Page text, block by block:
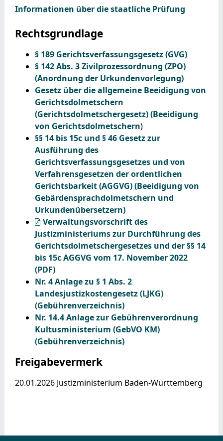
Informationen über die staatliche Prüfung
Rechtsgrundlage
§ 189 Gerichtsverfassungsgesetz (GVG)
§ 142 Abs. 3 Zivilprozessordnung (ZPO)
(Anordnung der Urkundenvorlegung)
Gesetz über die allgemeine Beeidigung von
Gerichtsdolmetschern
(Gerichtsdolmetschergesetz) (Beeidigung
von Gerichtsdolmetschern)
§§ 14 bis 15c und § 46 Gesetz zur
Ausführung des
Gerichtsverfassungsgesetzes und von
Verfahrensgesetzen der ordentlichen
Gerichtsbarkeit (AGGVG) (Beeidigung von
Gebärdensprachdolmetschern und
Urkundenübersetzern)
Verwaltungsvorschrift des
Justizministeriums zur Durchführung des
Gerichtsdolmetschergesetzes und der §§ 14
bis 15c AGGVG vom 17. November 2022
(PDF)
Nr. 4 Anlage zu § 1 Abs. 2
Landesjustizkostengesetz (LJKG)
(Gebührenverzeichnis)
Nr. 14.4 Anlage zur Gebührenverordnung
Kultusministerium (GebVO KM)
(Gebührenverzeichnis)
Freigabevermerk
20.01.2026 Justizministerium Baden-Württemberg